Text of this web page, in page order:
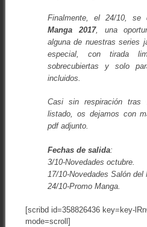
Finalmente, el 24/10, se
Manga 2017, una
alguna de nuestras series
especial, con tirada
sobrecubiertas y solo
incluidos.
Casi sin respiración tras
listado, os dejamos con
pdf adjunto.
Fechas de salida:
3/10-Novedades octubre.
17/10-Novedades Salón del
24/10-Promo Manga.
[scribd id=358826436 key=key-
mode=scroll]